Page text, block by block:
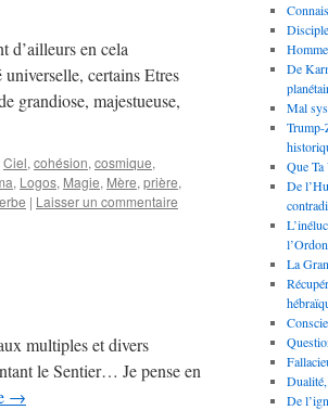
d’ailleurs en cela
certains Etres
grandiose, majestueuse,
Ciel, cohésion, cosmique,
, Logos, Magie, Mère, prière,
| Laisser un commentaire
multiples et divers
le Sentier… Je pense en
→
De
Mal
Trump-
Que
De
La
Dualité,
De